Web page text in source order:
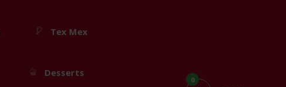
Tex Mex
Desserts
0